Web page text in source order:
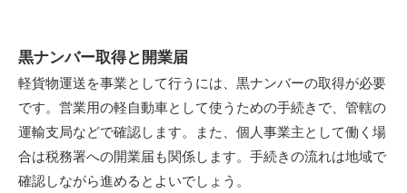
黒ナンバー取得と開業届
軽貨物運送を事業として行うには、黒ナンバーの取得が必要
です。営業用の軽自動車として使うための手続きで、管轄の
運輸支局などで確認します。また、個人事業主として働く場
合は税務署への開業届も関係します。手続きの流れは地域で
確認しながら進めるとよいでしょう。